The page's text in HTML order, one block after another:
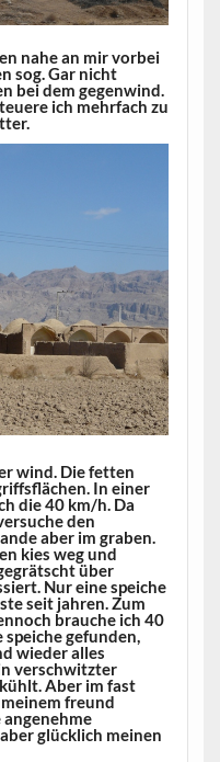
nahe an mir vorbei
sog. Gar nicht
bei dem gegenwind.
ich mehrfach zu
wind. Die fetten
In einer
die 40 km/h. Da
den
aber im graben.
kies weg und
über
Nur eine speiche
seit jahren. Zum
brauche ich 40
speiche gefunden,
wieder alles
verschwitzter
Aber im fast
freund
glücklich meinen